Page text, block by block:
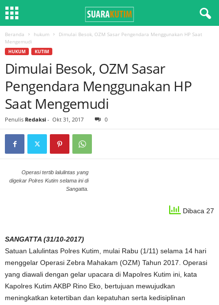
Beranda hukum
Dimulai Besok, OZM Sasar Pengendara Menggunakan HP Saat
Mengemudi
HUKUM KUTIM
Dimulai Besok, OZM Sasar
Pengendara Menggunakan HP
Saat Mengemudi
Penulis Redaksi - Okt 31, 2017 0
Operasi tertib lalulintas yang
digekar Polres Kutim selama ini di
Sangatta.
Dibaca 27
SANGATTA (31/10-2017)
Satuan Lalulintas Polres Kutim, mulai Rabu (1/11) selama 14 hari
menggelar Operasi Zebra Mahakam (OZM) Tahun 2017. Operasi
yang diawali dengan gelar upacara di Mapolres Kutim ini, kata
Kapolres Kutim AKBP Rino Eko, bertujuan mewujudkan
meningkatkan ketertiban dan kepatuhan serta kedisiplinan